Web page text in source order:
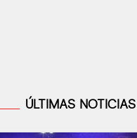
ÚLTIMAS NOTICIAS